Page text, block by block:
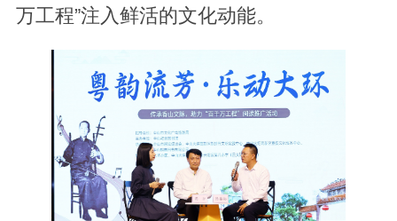
万工程”注入鲜活的文化动能。